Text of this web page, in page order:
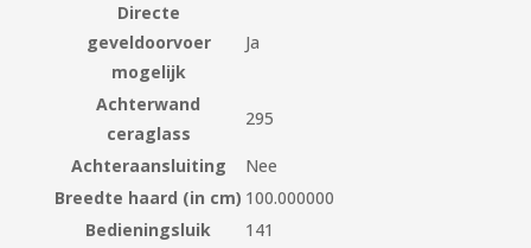
Directe
geveldoorvoer
mogelijk
Ja
Achterwand
ceraglass
295
Achteraansluiting
Nee
Breedte haard (in cm) 100.000000
Bedieningsluik
141